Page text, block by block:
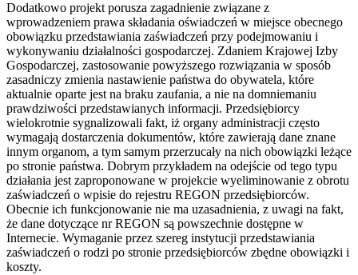
Dodatkowo projekt porusza zagadnienie związane z
wprowadzeniem prawa składania oświadczeń w miejsce obecnego
obowiązku przedstawiania zaświadczeń przy podejmowaniu i
wykonywaniu działalności gospodarczej. Zdaniem Krajowej Izby
Gospodarczej, zastosowanie powyższego rozwiązania w sposób
zasadniczy zmienia nastawienie państwa do obywatela, które
aktualnie oparte jest na braku zaufania, a nie na domniemaniu
prawdziwości przedstawianych informacji. Przedsiębiorcy
wielokrotnie sygnalizowali fakt, iż organy administracji często
wymagają dostarczenia dokumentów, które zawierają dane znane
innym organom, a tym samym przerzucały na nich obowiązki leżące
po stronie państwa. Dobrym przykładem na odejście od tego typu
działania jest zaproponowane w projekcie wyeliminowanie z obrotu
zaświadczeń o wpisie do rejestru REGON przedsiębiorców.
Obecnie ich funkcjonowanie nie ma uzasadnienia, z uwagi na fakt,
że dane dotyczące nr REGON są powszechnie dostępne w
Internecie. Wymaganie przez szereg instytucji przedstawiania
zaświadczeń o rodzi po stronie przedsiębiorców zbędne obowiązki i
koszty.